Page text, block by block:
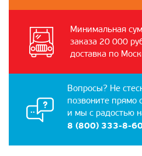
Минимальная
заказа 20 000
доставка по
Вопросы? Не
позвоните прямо
и мы с радостью
8 (800) 333-8-